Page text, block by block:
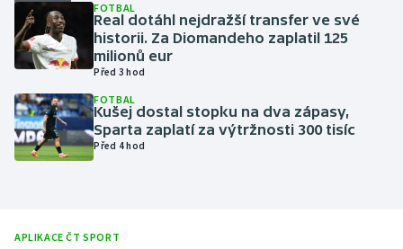
Motorsport
Olympijské hry
Parasport
Plavání
FOTBAL
Real dotáhl nejdražší transfer ve své
historii. Za Diomandeho zaplatil 125
milionů eur
Před 3 hod
FOTBAL
Kušej dostal stopku na dva zápasy,
Sparta zaplatí za výtržnosti 300 tisíc
Před 4 hod
APLIKACE ČT SPORT